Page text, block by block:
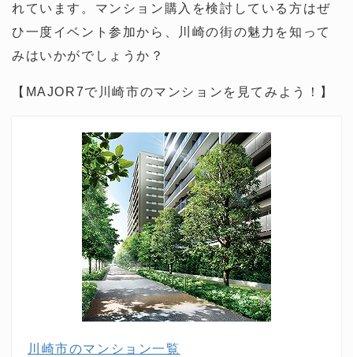
れています。マンション購入を検討している方はぜ
ひ一度イベント参加から、川崎の街の魅力を知って
みはいかがでしょうか？
【MAJOR7で川崎市のマンションを見てみよう！】
川崎市のマンション一覧